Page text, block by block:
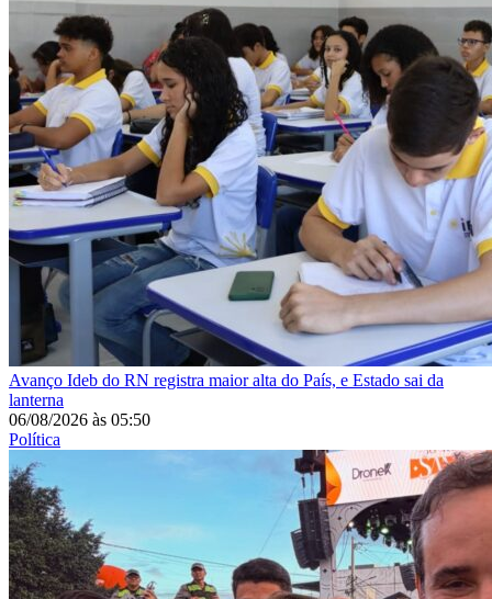
Avanço Ideb do RN registra maior alta do País, e Estado sai da
lanterna
06/08/2026 às 05:50
Política